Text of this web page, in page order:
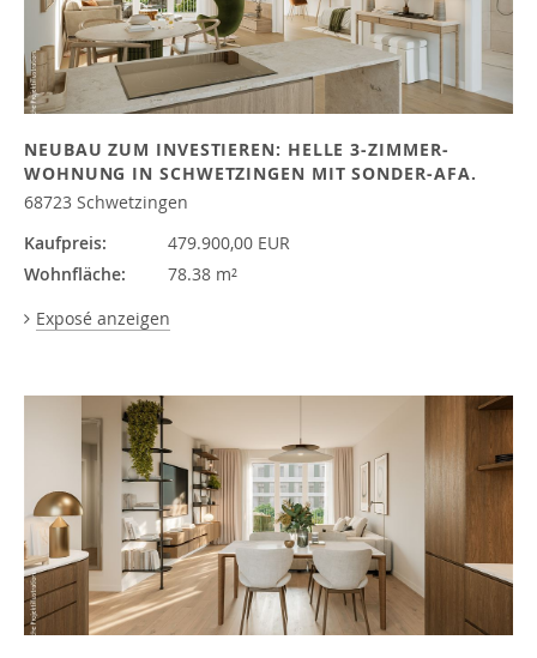
NEUBAU ZUM INVESTIEREN: HELLE 3-ZIMMER-
WOHNUNG IN SCHWETZINGEN MIT SONDER-AFA.
68723 Schwetzingen
Kaufpreis:
479.900,00 EUR
Wohnfläche:
78.38 m²
Exposé anzeigen